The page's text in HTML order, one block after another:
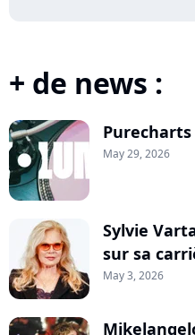
+ de news :
May 29, 2026
Sylvie
sur sa
May 3, 2026